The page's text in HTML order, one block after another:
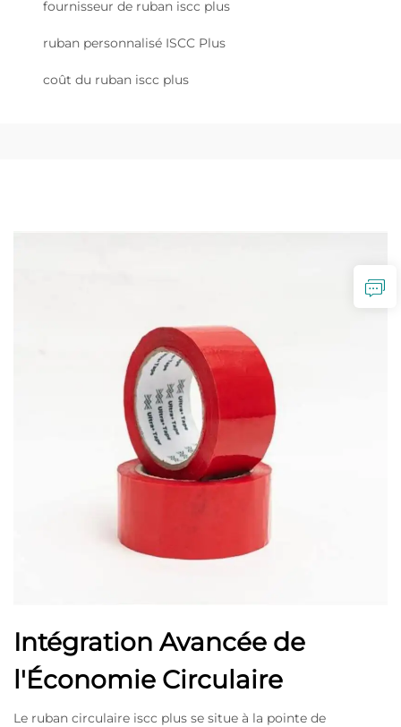
fournisseur de ruban iscc plus
ruban personnalisé ISCC Plus
coût du ruban iscc plus
Intégration Avancée de
l'Économie Circulaire
Le ruban circulaire iscc plus se situe à la pointe de